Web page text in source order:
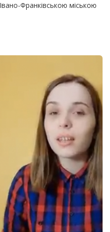
Франківською міською